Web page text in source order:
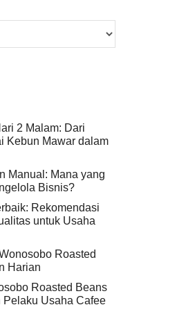
2 Malam: Dari
Kebun Mawar dalam
Manual: Mana yang
Bisnis?
Rekomendasi
untuk Usaha
Roasted
Harian
Roasted Beans
Pelaku Usaha Cafee